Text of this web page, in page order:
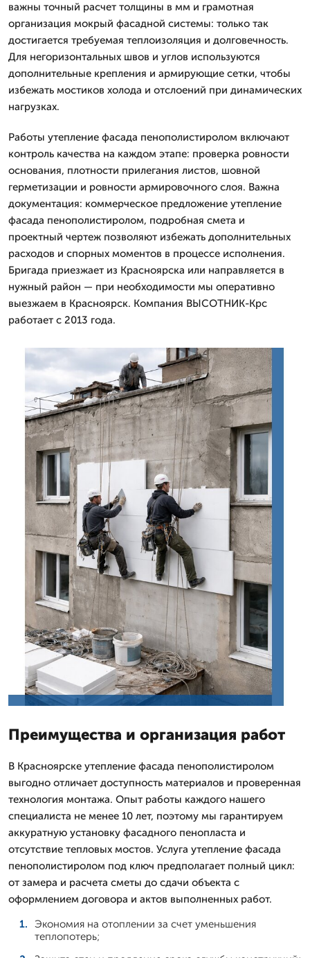
важны точный расчет толщины в мм и грамотная
организация мокрый фасадной системы: только так
достигается требуемая теплоизоляция и долговечность.
Для негоризонтальных швов и углов используются
дополнительные крепления и армирующие сетки, чтобы
избежать мостиков холода и отслоений при динамических
нагрузках.
Работы утепление фасада пенополистиролом включают
контроль качества на каждом этапе: проверка ровности
основания, плотности прилегания листов, шовной
герметизации и ровности армировочного слоя. Важна
документация: коммерческое предложение утепление
фасада пенополистиролом, подробная смета и
проектный чертеж позволяют избежать дополнительных
расходов и спорных моментов в процессе исполнения.
Бригада приезжает из Красноярска или направляется в
нужный район — при необходимости мы оперативно
выезжаем в Красноярск. Компания ВЫСОТНИК-Крс
работает с 2013 года.
Преимущества и организация работ
В Красноярске утепление фасада пенополистиролом
выгодно отличает доступность материалов и проверенная
технология монтажа. Опыт работы каждого нашего
специалиста не менее 10 лет, поэтому мы гарантируем
аккуратную установку фасадного пенопласта и
отсутствие тепловых мостов. Услуга утепление фасада
пенополистиролом под ключ предполагает полный цикл:
от замера и расчета сметы до сдачи объекта с
оформлением договора и актов выполненных работ.
Экономия на отоплении за счет уменьшения
теплопотерь;